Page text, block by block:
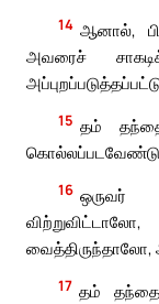
14 ஆனால்,
அவரைச்
15 தம்
16 ஒருவர்
17 தம்